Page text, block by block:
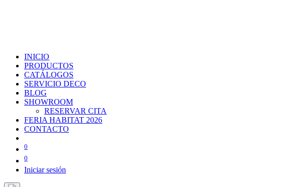
INICIO
PRODUCTOS
CATÁLOGOS
SERVICIO DECO
BLOG
SHOWROOM
RESERVAR CITA
FERIA HABITAT 2026
CONTACTO
0
0
Iniciar sesión